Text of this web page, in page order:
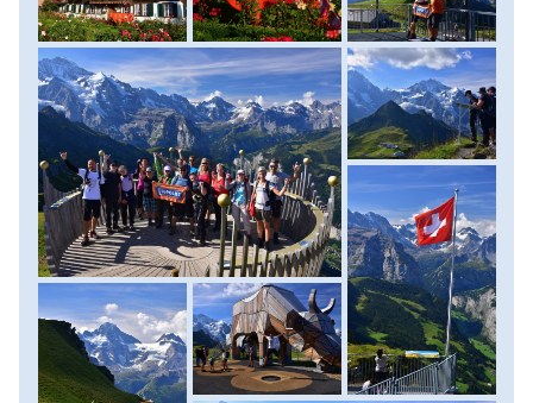
környező tájra, nem hiába kapta meg a világörökségi
státuszt. Ez mai túránk legmagasabb pontja, innen a
Panoráma-ösvény kényelmes gyalogútján jutunk a Kleine
Scheidegg (2061 m) megállónkhoz egyre közelebb túrázva
az Eiger, Mönch és Jungfrau hármasához. Innen a
fogaskerekű nyomvonalát követve folyamatosan tovább
ereszkedünk Wengernalp érintésével Allmend állomásig,
ahonnan fogaskerekű segítségével jutunk vissza a völgybe.
(Táv: 14 kilométer, szint: 100 méter felfelé, 1000 méter
lefelé, menetidő: 5-6 óra) Szállás: kemping, opcionálisan:
szálloda.